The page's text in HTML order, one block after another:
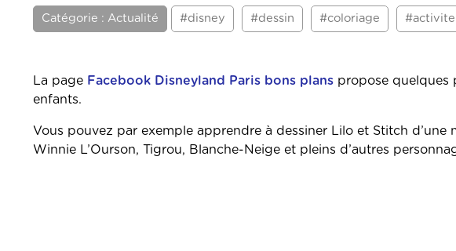
Catégorie : Actualité #disney #dessin #coloriage #activite
La page Facebook Disneyland Paris bons plans propose quelques
enfants.
Vous pouvez par exemple apprendre à dessiner Lilo et Stitch d’une
Winnie L’Ourson, Tigrou, Blanche-Neige et pleins d’autres